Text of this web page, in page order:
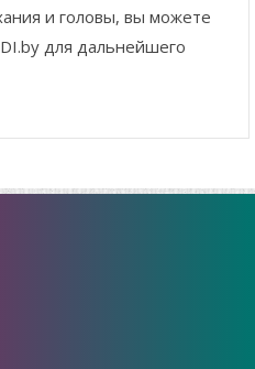
и головы, вы можете
для дальнейшего